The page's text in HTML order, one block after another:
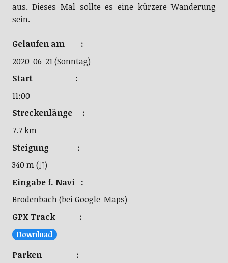
aus. Dieses Mal sollte es eine kürzere Wanderung
sein.
Gelaufen am :
2020-06-21 (Sonntag)
Start :
11:00
Streckenlänge :
7.7 km
Steigung :
340 m (↓↑)
Eingabe f. Navi :
Brodenbach (bei Google-Maps)
GPX Track :
Download
Parken :